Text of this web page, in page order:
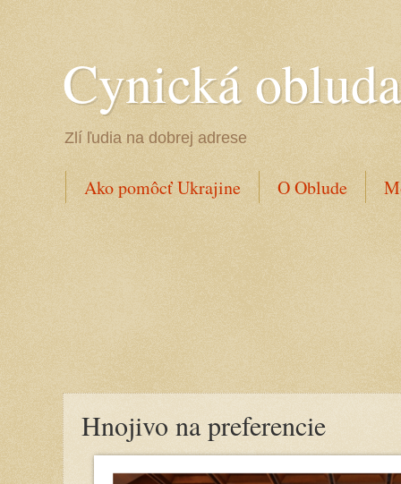
Cynická obluda
Zlí ľudia na dobrej adrese
Ako pomôcť Ukrajine O Oblude
Hnojivo na preferencie